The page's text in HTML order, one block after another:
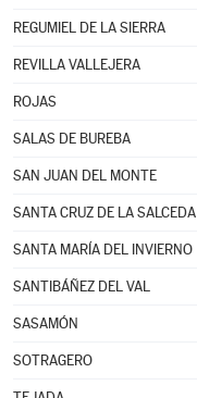
REGUMIEL DE LA SIERRA
REVILLA VALLEJERA
ROJAS
SALAS DE BUREBA
SAN JUAN DEL MONTE
SANTA CRUZ DE LA SALCEDA
SANTA MARÍA DEL INVIERNO
SANTIBÁÑEZ DEL VAL
SASAMÓN
SOTRAGERO